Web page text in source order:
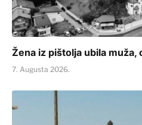
Žena iz pištolja ubila
7. Augusta 2026.